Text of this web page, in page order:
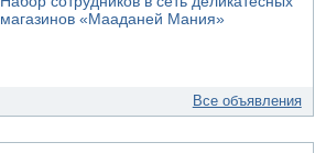
магазинов «Мааданей Мания»
Все объявления